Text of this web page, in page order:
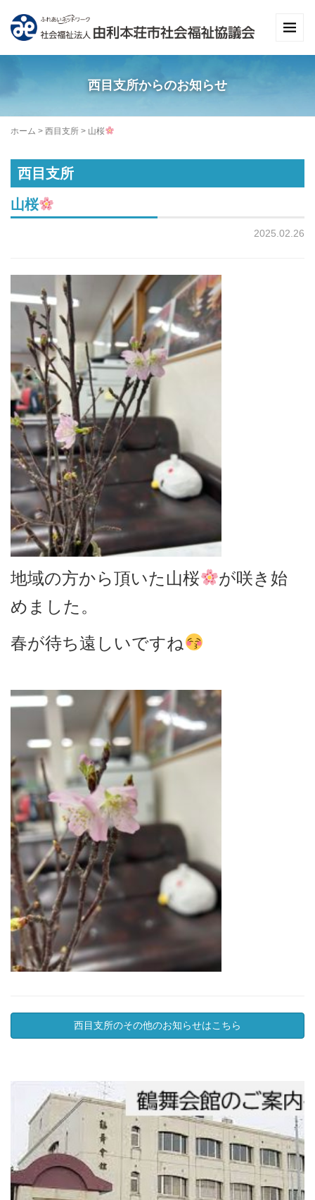
西目支所からのお知らせ
ホーム > 西目支所 > 山桜
西目支所
山桜
2025.02.26
地域の方から頂いた山桜
が咲き始
めました。
春が待ち遠しいですね
西目支所のその他のお知らせはこちら